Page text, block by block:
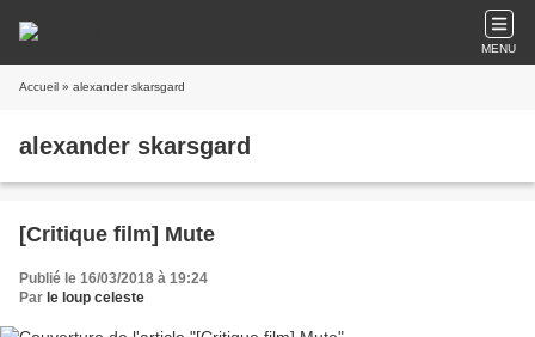
MENU
Accueil » alexander skarsgard
alexander skarsgard
[Critique film] Mute
Publié le 16/03/2018 à 19:24
Par le loup celeste